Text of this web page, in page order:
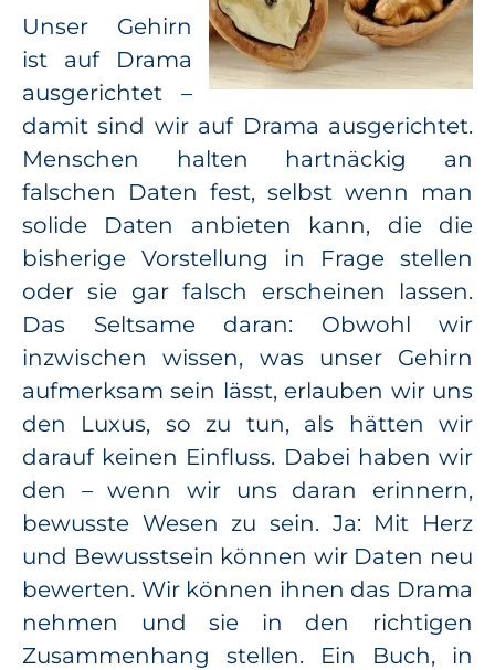
Unser Gehirn
ist auf Drama
ausgerichtet –
damit sind wir auf Drama ausgerichtet.
Menschen halten hartnäckig an
falschen Daten fest, selbst wenn man
solide Daten anbieten kann, die die
bisherige Vorstellung in Frage stellen
oder sie gar falsch erscheinen lassen.
Das Seltsame daran: Obwohl wir
inzwischen wissen, was unser Gehirn
aufmerksam sein lässt, erlauben wir uns
den Luxus, so zu tun, als hätten wir
darauf keinen Einfluss. Dabei haben wir
den – wenn wir uns daran erinnern,
bewusste Wesen zu sein. Ja: Mit Herz
und Bewusstsein können wir Daten neu
bewerten. Wir können ihnen das Drama
nehmen und sie in den richtigen
Zusammenhang stellen. Ein Buch, in